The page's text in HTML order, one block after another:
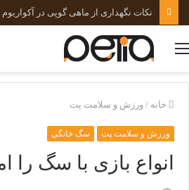
نکات نگهداری از ماهی گوپی در آکواریوم
منو
خانه / ورزش و سلامت پت
ورزش و سلامت پت سگ خانگی
انواع بازی با سگ را